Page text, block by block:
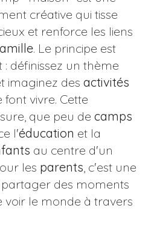
créative qui tisse
et renforce les liens
. Le principe est
définissez un thème
imaginez des activités
vivre. Cette
que peu de camps
l'éducation et la
au centre d'un
les parents , c'est une
des moments
voir le monde à travers